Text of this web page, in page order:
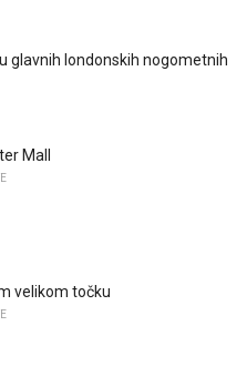
glavnih londonskih nogometnih
Mall
velikom točku